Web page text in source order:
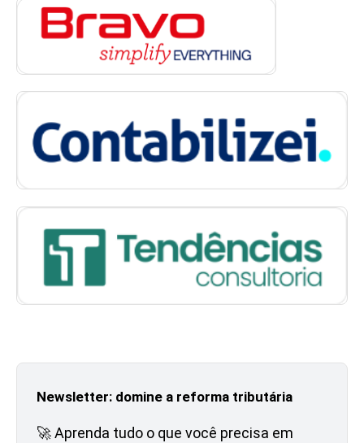
Newsletter: domine a reforma tributária
🚀 Aprenda tudo o que você precisa em